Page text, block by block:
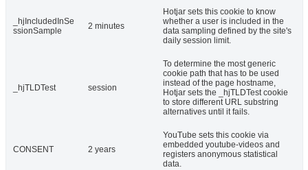
_hjIncludedInSe
ssionSample
2 minutes
Hotjar sets this cookie to know
whether a user is included in the
data sampling defined by the site's
daily session limit.
_hjTLDTest session
To determine the most generic
cookie path that has to be used
instead of the page hostname,
Hotjar sets the _hjTLDTest cookie
to store different URL substring
alternatives until it fails.
CONSENT 2 years
YouTube sets this cookie via
embedded youtube-videos and
registers anonymous statistical
data.